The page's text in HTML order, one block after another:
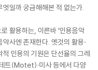
일까 궁금해해본 적 없는가.
활용하는, 이른바 ‘인용음악
사엔 존재한다. 옛것의 활용·
인용의 기원은 단선율의 그레
트(Motet)·미사 등에서 다양